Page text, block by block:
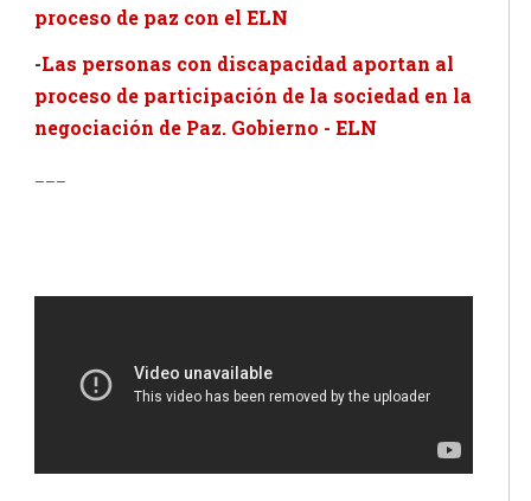
proceso de paz con el ELN
-Las personas con discapacidad aportan al
proceso de participación de la sociedad en la
negociación de Paz. Gobierno - ELN